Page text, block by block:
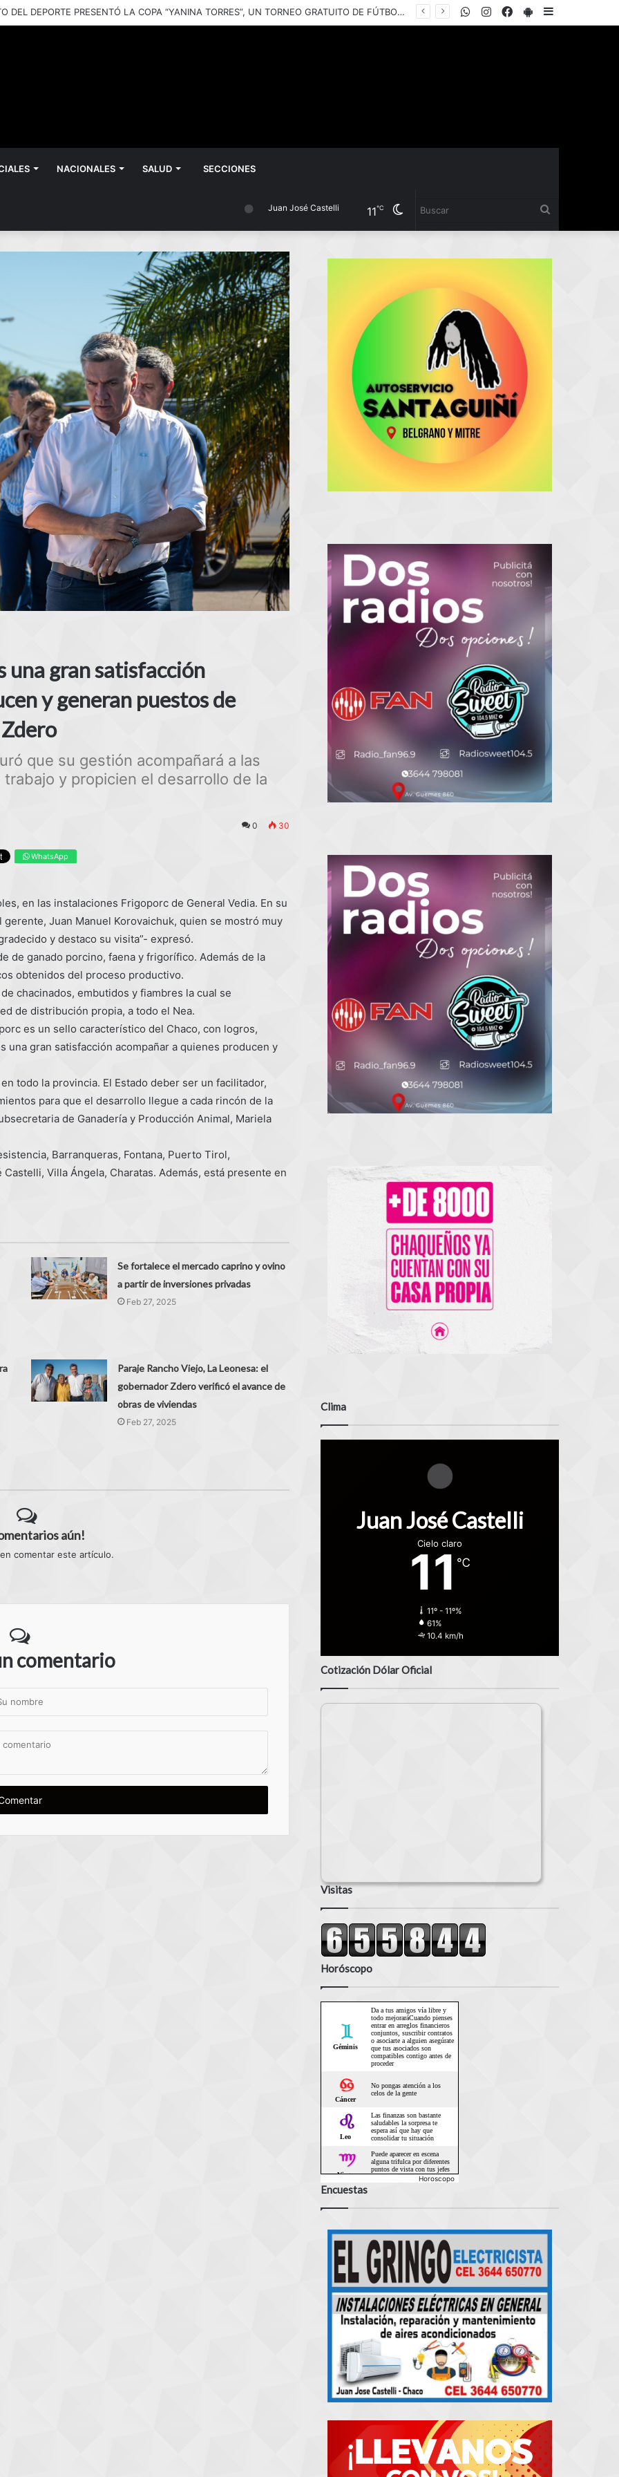
EL INSTITUTO DEL DEPORTE PRESENTÓ LA COPA “YANINA TORRES”, UN TORNEO GRATUITO DE FÚTBOL 5 FEMENINO PARA JUGADORAS AMATEURS PlayStore
Facebook
Instagram
WhatsApp
NACIONALES SALUD SECCIONES
Cambiar
Juan José Castelli 11℃
una gran satisfacción
y generan puestos de
que su gestión acompañará a las
y propicien el desarrollo de la
0 30
WhatsApp
en las instalaciones Frigoporc de General Vedia. En su
Juan Manuel Korovaichuk, quien se mostró muy
y destaco su visita”- expresó.
de ganado porcino, faena y frigorífico. Además de la
obtenidos del proceso productivo.
chacinados, embutidos y fiambres la cual se
de distribución propia, a todo el Nea.
es un sello característico del Chaco, con logros,
una gran satisfacción acompañar a quienes producen y
todo la provincia. El Estado deber ser un facilitador,
para que el desarrollo llegue a cada rincón de la
de Ganadería y Producción Animal, Mariela
Barranqueras, Fontana, Puerto Tirol,
Villa Ángela, Charatas. Además, está presente en
Se fortalece el mercado caprino y ovino
a partir de inversiones privadas
Feb 27, 2025
Paraje Rancho Viejo, La Leonesa: el
gobernador Zdero verificó el avance de
obras de viviendas
Feb 27, 2025
aún!
comentar este artículo.
comentario
Clima
Juan José Castelli
Cielo claro
11 ℃
11º - 11º%
61%
10.4 km/h
Cotización Dólar Oficial
Visitas
Horóscopo
Horoscopo
Encuestas